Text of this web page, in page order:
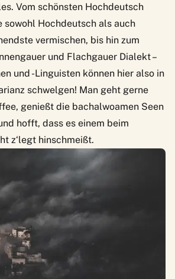
Vom schönsten Hochdeutsch
sowohl Hochdeutsch als auch
vermischen, bis hin zum
und Flachgauer Dialekt –
und -Linguisten können hier also in
schwelgen! Man geht gerne
genießt die bachalwoamen Seen
hofft, dass es einem beim
z‘legt hinschmeißt.